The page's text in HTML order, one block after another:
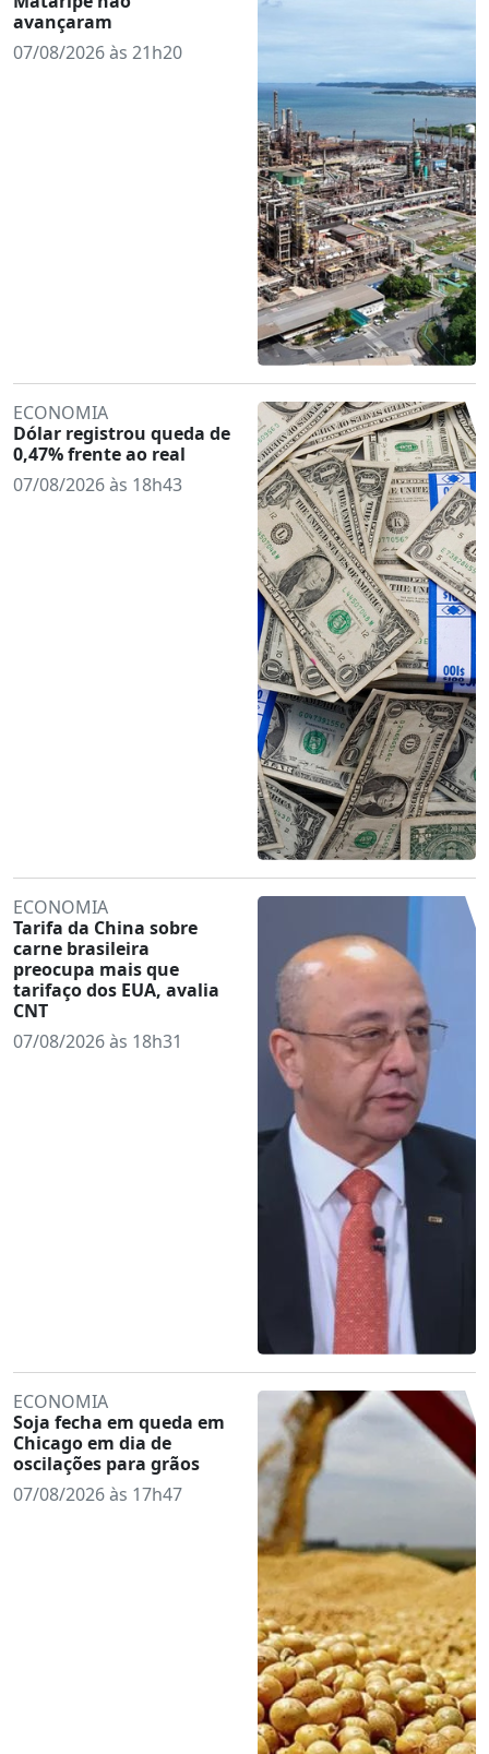
avançaram
07/08/2026 às 21h20
ECONOMIA
Dólar registrou queda de
0,47% frente ao real
07/08/2026 às 18h43
ECONOMIA
Tarifa da China sobre
carne brasileira
preocupa mais que
tarifaço dos EUA, avalia
CNT
07/08/2026 às 18h31
ECONOMIA
Soja fecha em queda em
Chicago em dia de
oscilações para grãos
07/08/2026 às 17h47